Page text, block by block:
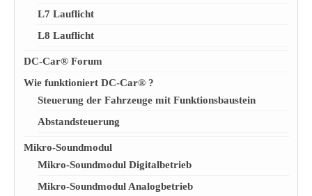
L7 Lauflicht
L8 Lauflicht
DC-Car® Forum
Wie funktioniert DC-Car® ?
Steuerung der Fahrzeuge mit Funktionsbaustein
Abstandsteuerung
Mikro-Soundmodul
Mikro-Soundmodul Digitalbetrieb
Mikro-Soundmodul Analogbetrieb